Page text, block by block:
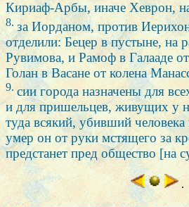
Кириаф-Арбы, иначе Хеврон,
8. за Иорданом, против
отделили: Бецер в пустыне, на
Рувимова, и Рамоф в Галааде
Голан в Васане от колена
9. сии города назначены для
и для пришельцев, живущих у
туда всякий, убивший
умер он от руки мстящего за
предстанет пред общество [на
.